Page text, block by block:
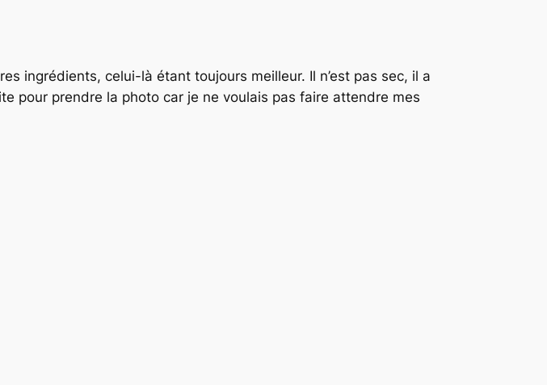
ingrédients, celui-là étant toujours meilleur. Il n’est pas sec, il a
pour prendre la photo car je ne voulais pas faire attendre mes